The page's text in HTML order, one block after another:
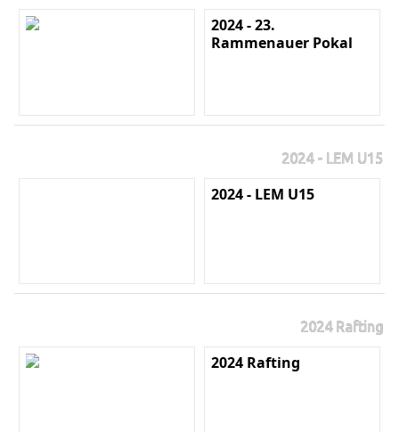
2024 - 23.
Rammenauer Pokal
2024 - LEM U15
2024 - LEM U15
2024 Rafting
2024 Rafting